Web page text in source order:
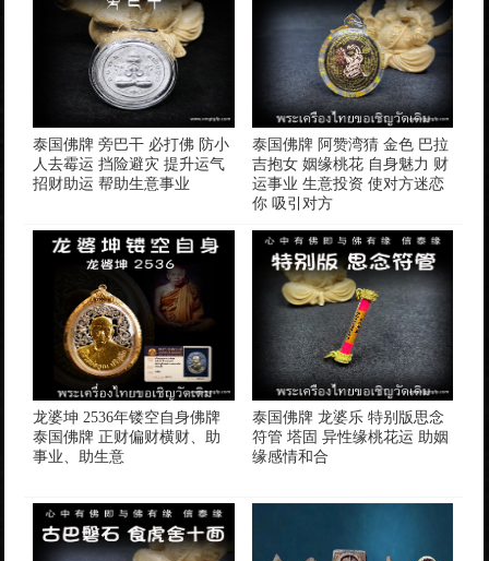
泰国佛牌 旁巴干 必打佛 防小
人去霉运 挡险避灾 提升运气
招财助运 帮助生意事业
泰国佛牌 阿赞湾猜 金色 巴拉
吉抱女 姻缘桃花 自身魅力 财
运事业 生意投资 使对方迷恋
你 吸引对方
龙婆坤 2536年镂空自身佛牌
泰国佛牌 正财偏财横财、助
事业、助生意
泰国佛牌 龙婆乐 特别版思念
符管 塔固 异性缘桃花运 助姻
缘感情和合